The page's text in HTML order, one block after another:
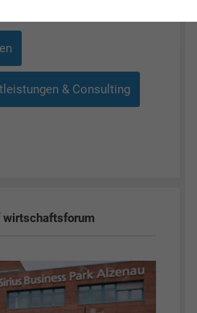
& Consulting
wirtschaftsforum